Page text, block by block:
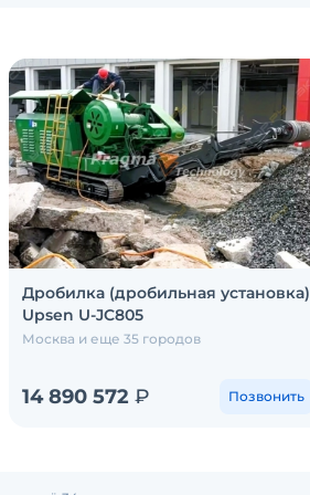
Дробилка (дробильная установка)
Upsen U-JC805
Москва и еще 35 городов
14 890 572 ₽ Позвонить